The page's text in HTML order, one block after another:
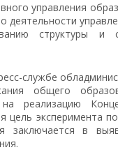
управления
структуры и
службе
общего
реализацию
цель эксперимента
заключается в